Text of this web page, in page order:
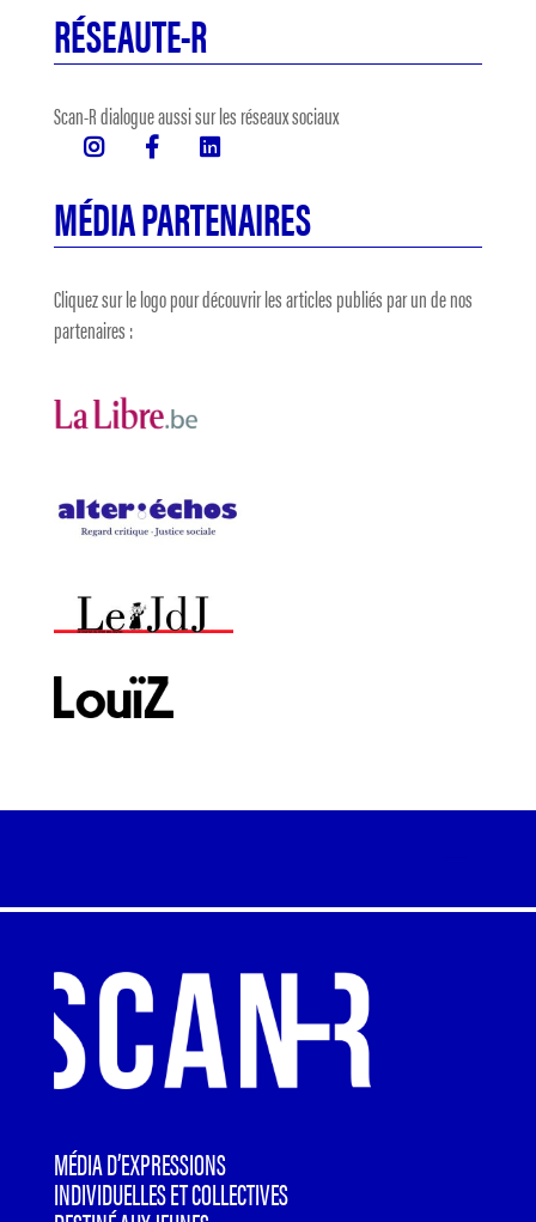
RÉSEAUTE-R
Scan-R dialogue aussi sur les réseaux sociaux
MÉDIA PARTENAIRES
Cliquez sur le logo pour découvrir les articles publiés par un de nos
partenaires :
MÉDIA D’EXPRESSIONS
INDIVIDUELLES ET COLLECTIVES